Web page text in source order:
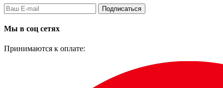
Подписаться
Мы в соц сетях
Принимаются к оплате: